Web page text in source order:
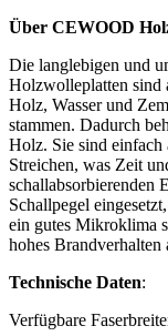
Über CEWOOD
Die langlebigen und
Holzwolleplatten sind
Holz, Wasser und
stammen. Dadurch
Holz. Sie sind einfach
Streichen, was Zeit
schallabsorbierenden
Schallpegel
ein gutes Mikroklima
hohes Brandverhalten
Technische Daten:
Verfügbare